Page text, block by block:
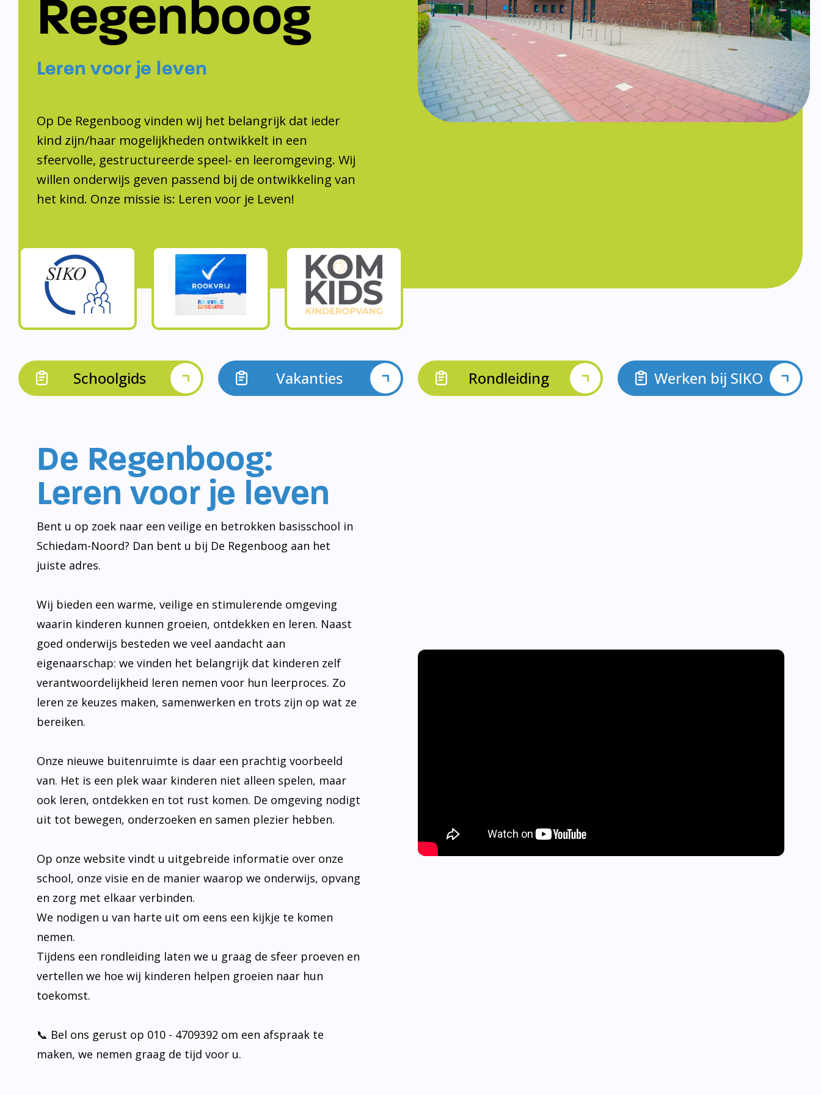
Regenboog
Leren voor je leven
Op De Regenboog vinden wij het belangrijk dat ieder
kind zijn/haar mogelijkheden ontwikkelt in een
sfeervolle, gestructureerde speel- en leeromgeving. Wij
willen onderwijs geven passend bij de ontwikkeling van
het kind. Onze missie is: Leren voor je Leven!
Schoolgids Vakanties Rondleiding Werken bij SIKO
De Regenboog:
Leren voor je leven
Bent u op zoek naar een veilige en betrokken basisschool in
Schiedam-Noord? Dan bent u bij De Regenboog aan het
juiste adres.
Wij bieden een warme, veilige en stimulerende omgeving
waarin kinderen kunnen groeien, ontdekken en leren. Naast
goed onderwijs besteden we veel aandacht aan
eigenaarschap: we vinden het belangrijk dat kinderen zelf
verantwoordelijkheid leren nemen voor hun leerproces. Zo
leren ze keuzes maken, samenwerken en trots zijn op wat ze
bereiken.
Onze nieuwe buitenruimte is daar een prachtig voorbeeld
van. Het is een plek waar kinderen niet alleen spelen, maar
ook leren, ontdekken en tot rust komen. De omgeving nodigt
uit tot bewegen, onderzoeken en samen plezier hebben.
Op onze website vindt u uitgebreide informatie over onze
school, onze visie en de manier waarop we onderwijs, opvang
en zorg met elkaar verbinden.
We nodigen u van harte uit om eens een kijkje te komen
nemen.
Tijdens een rondleiding laten we u graag de sfeer proeven en
vertellen we hoe wij kinderen helpen groeien naar hun
toekomst.
📞 Bel ons gerust op 010 - 4709392 om een afspraak te
maken, we nemen graag de tijd voor u.